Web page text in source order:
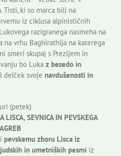
Tisti, ki so marca bili na
iz ciklusa alpinističnih
razigranega nasmeha na
vrhu Baghirathija na katerega
smeri skupaj s Prezljem in
bo Luka z besedo in
delček svoje navdušenosti in
(petek)
LISCA, SEVNICA IN PEVSKEGA
pevskemu zboru Lisca iz
in umetniških pesmi iz